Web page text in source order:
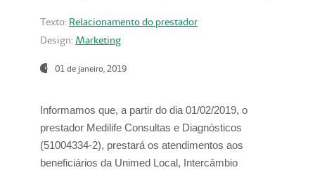
Texto: Relacionamento do prestador
Design: Marketing
01 de janeiro, 2019
Informamos que, a partir do dia 01/02/2019, o
prestador Medilife Consultas e Diagnósticos
(51004334-2), prestará os atendimentos aos
beneficiários da Unimed Local, Intercâmbio